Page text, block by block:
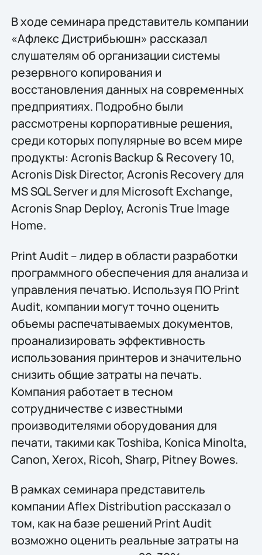
В ходе семинара представитель компании
«Афлекс Дистрибьюшн» рассказал
слушателям об организации системы
резервного копирования и
восстановления данных на современных
предприятиях. Подробно были
рассмотрены корпоративные решения,
среди которых популярные во всем мире
продукты: Acronis Backup & Recovery 10,
Acronis Disk Director, Acronis Recovery для
MS SQL Server и для Microsoft Exchange,
Acronis Snap Deploy, Acronis True Image
Home.
Print Audit – лидер в области разработки
программного обеспечения для анализа и
управления печатью. Используя ПО Print
Audit, компании могут точно оценить
объемы распечатываемых документов,
проанализировать эффективность
использования принтеров и значительно
снизить общие затраты на печать.
Компания работает в тесном
сотрудничестве с известными
производителями оборудования для
печати, такими как Toshiba, Konica Minolta,
Canon, Xerox, Ricoh, Sharp, Pitney Bowes.
В рамках семинара представитель
компании Aflex Distribution рассказал о
том, как на базе решений Print Audit
возможно оценить реальные затраты на